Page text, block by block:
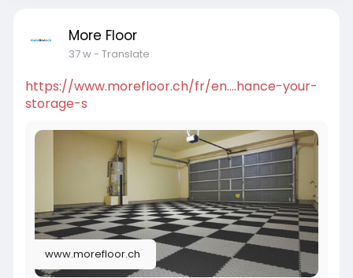
More Floor
37 w- Translate
https://www.morefloor.ch/fr/en....hance-your-
storage-s
www.morefloor.ch